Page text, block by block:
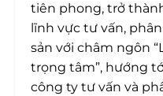
tiên phong, trở
lĩnh vực tư vấn,
sản với châm ngôn
trọng tâm”, hướng
công ty tư vấn và